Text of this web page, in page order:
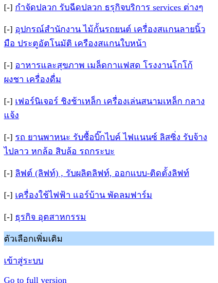
[-] กำจัดปลวก รับฉีดปลวก ธรุกิจบริการ services ต่างๆ
[-] อุปกรณ์สำนักงาน ไม้กั้นรถยนต์ เครื่องสแกนลายนิ้ว
มือ ประตูอัตโนมัติ เครืองสแกนใบหน้า
[-] อาหารและสุขภาพ เมล็ดกาแฟสด โรงงานโกโก้
ผงชา เครื่องดื่ม
[-] เฟอร์นิเจอร์ ชิงช้าเหล็ก เครื่องเล่นสนามเหล็ก กลาง
แจ้ง
[-] รถ ยานพาหนะ รับซื้อบิ๊กไบค์ ไฟแนนซ์ ลิสซิ่ง รับจ้าง
ไปลาว หกล้อ สิบล้อ รถกระบะ
[-] ลิฟต์ (ลิฟท์) , รับผลิตลิฟท์, ออกแบบ-ติดตั้งลิฟท์
[-] เครื่องใช้ไฟฟ้า แอร์บ้าน พัดลมฟาร์ม
[-] ธุรกิจ อุตสาหกรรม
ตัวเลือกเพิ่มเติม
เข้าสู่ระบบ
Go to full version